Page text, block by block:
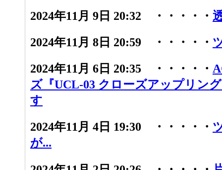
2024年11月 9日 20:32 ・・・・・
2024年11月 8日 20:59 ・・・・・
2024年11月 6日 20:35 ・・・・・
ズ『UCL-03 クローズアップリン
す
2024年11月 4日 19:30 ・・・・・
が...